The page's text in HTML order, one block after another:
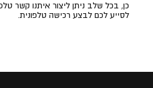
לסייע לכם לבצע רכישה טלפונית.